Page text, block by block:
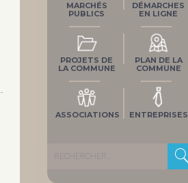
MARCHÉS
PUBLICS
DÉMARCHES
EN LIGNE
PROJETS DE
LA COMMUNE
PLAN DE LA
COMMUNE
ASSOCIATIONS ENTREPRISES
Rechercher :